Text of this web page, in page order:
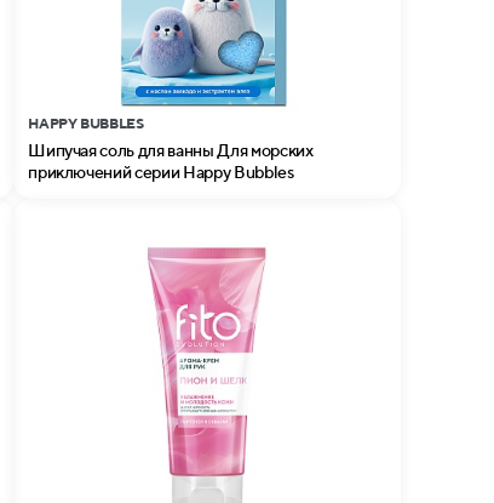
HAPPY BUBBLES
Шипучая соль для ванны Для морских
приключений серии Happy Bubbles